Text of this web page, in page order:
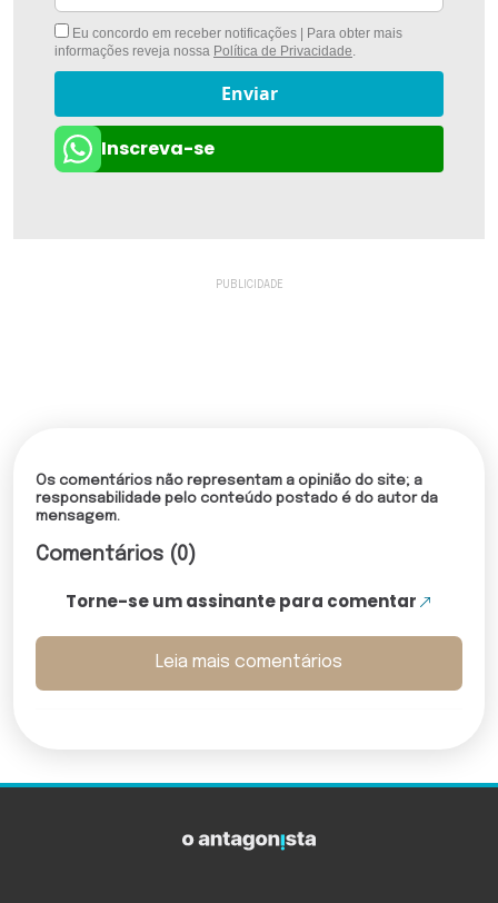
Eu concordo em receber notificações | Para obter mais
informações reveja nossa Política de Privacidade
Enviar
Inscreva-se
Os comentários não representam a opinião do site; a
responsabilidade pelo conteúdo postado é do autor da
mensagem.
Comentários (0)
Torne-se um assinante para comentar
Leia mais comentários